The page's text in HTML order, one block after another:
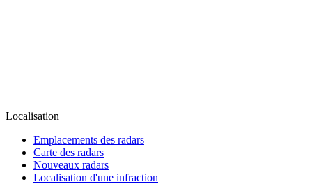
Localisation
Emplacements des radars
Carte des radars
Nouveaux radars
Localisation d'une infraction